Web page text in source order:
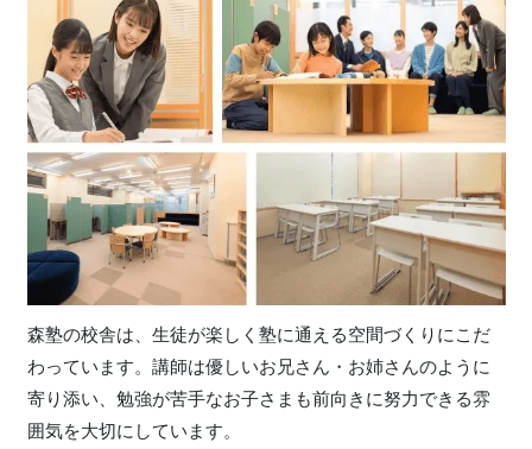
森塾の校舎は、生徒が楽しく塾に通える空間づくりにこだ
わっています。講師は優しいお兄さん・お姉さんのように
寄り添い、勉強が苦手なお子さまも前向きに努力できる雰
囲気を大切にしています。